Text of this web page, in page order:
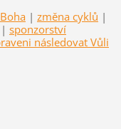
| změna cyklů |
| sponzorství
následovat Vůli